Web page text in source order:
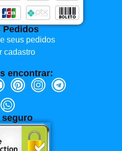
Pedidos
seus pedidos
cadastro
encontrar:
seguro